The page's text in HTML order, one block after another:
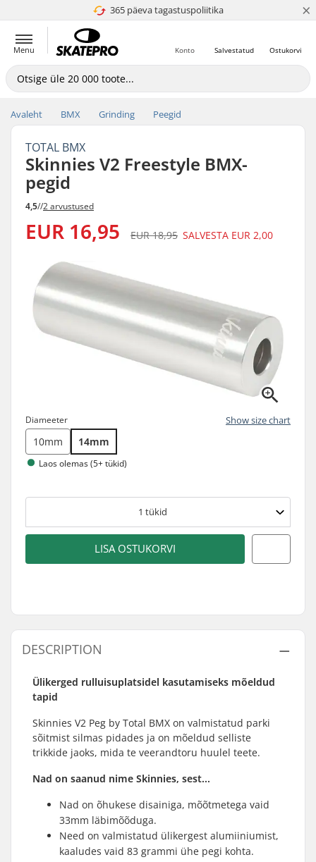
365 päeva tagastuspoliitika
4.8 paljaks 5 ×
Menu Ostukorvi
Salvestatud
Konto
Avaleht BMX Grinding Peegid
TOTAL BMX
Skinnies V2 Freestyle BMX-
pegid
4,5//2 arvustused
EUR 16,95 EUR 18,95 SALVESTA EUR 2,00
Diameeter Show size chart
10mm 14mm
Laos olemas (5+ tükid)
1 tükid
LISA OSTUKORVI
DESCRIPTION
Ülikerged rulluisuplatsidel kasutamiseks mõeldud
tapid
Skinnies V2 Peg by Total BMX on valmistatud parki
sõitmist silmas pidades ja on mõeldud selliste
trikkide jaoks, mida te veerandtoru huulel teete.
Nad on saanud nime Skinnies, sest...
Nad on õhukese disainiga, mõõtmetega vaid
33mm läbimõõduga.
Need on valmistatud ülikergest alumiiniumist,
kaaludes vaid 83 grammi ühe pegi kohta.